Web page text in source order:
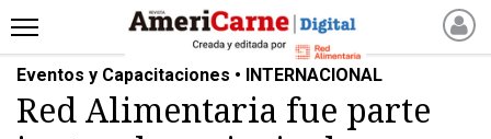
INICIO
NOTICIAS RECIENTES
Eventos y Capacitaciones • INTERNACIONAL
Red Alimentaria fue parte